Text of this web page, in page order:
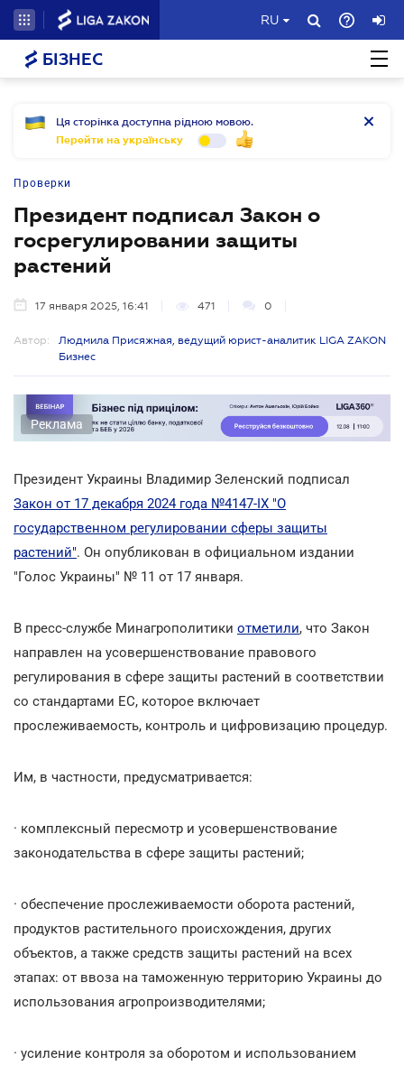
RU
БІЗНЕС
Ця сторінка доступна рідною мовою.
Перейти на українську
Проверки
Президент подписал Закон о
госрегулировании защиты
растений
17 января 2025, 16:41 471 0
Автор:
Людмила Присяжная, ведущий юрист-аналитик LIGA ZAKON
Бизнес
Реклама
Президент Украины Владимир Зеленский подписал
Закон от 17 декабря 2024 года №4147-ІX "О
государственном регулировании сферы защиты
растений". Он опубликован в официальном издании
"Голос Украины" № 11 от 17 января.
В пресс-службе Минагрополитики отметили, что Закон
направлен на усовершенствование правового
регулирования в сфере защиты растений в соответствии
со стандартами ЕС, которое включает
прослеживаемость, контроль и цифровизацию процедур.
Им, в частности, предусматривается:
· комплексный пересмотр и усовершенствование
законодательства в сфере защиты растений;
· обеспечение прослеживаемости оборота растений,
продуктов растительного происхождения, других
объектов, а также средств защиты растений на всех
этапах: от ввоза на таможенную территорию Украины до
использования агропроизводителями;
· усиление контроля за оборотом и использованием